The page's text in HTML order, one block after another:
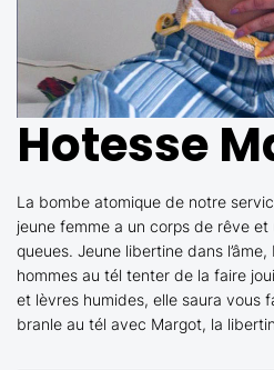
Hotesse
La bombe atomique de notre
jeune femme a un corps de rêve
queues. Jeune libertine dans
hommes au tél tenter de la faire
et lèvres humides, elle saura vous
branle au tél avec Margot, la